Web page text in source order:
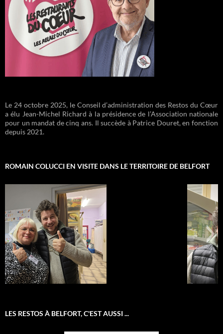
Le 24 octobre 2025, le Conseil d’administration des Restos du Cœur
a élu Jean-Michel Richard à la présidence de l’Association nationale
pour un mandat de cinq ans. Il succède à Patrice Douret, en fonction
depuis 2021.
ROMAIN COLUCCI EN VISITE DANS LE TERRITOIRE DE BELFORT
LES RESTOS À BELFORT, C'EST AUSSI ...